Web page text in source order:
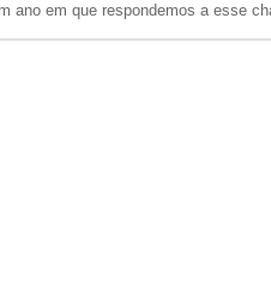
ano em que respondemos a esse